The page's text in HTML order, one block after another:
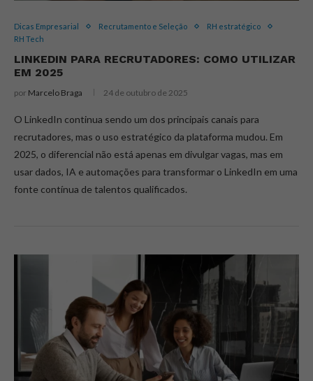
Dicas Empresarial Recrutamento e Seleção
RH estratégico
RH Tech
LINKEDIN PARA RECRUTADORES: COMO UTILIZAR
EM 2025
por Marcelo Braga 24 de outubro de 2025
O LinkedIn continua sendo um dos principais canais para
recrutadores, mas o uso estratégico da plataforma mudou. Em
2025, o diferencial não está apenas em divulgar vagas, mas em
usar dados, IA e automações para transformar o LinkedIn em uma
fonte contínua de talentos qualificados.